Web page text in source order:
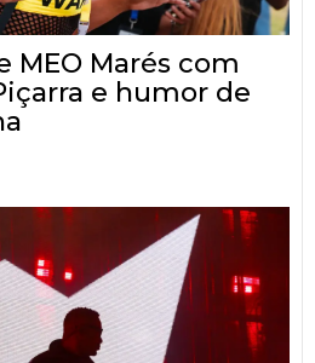
MEO Marés com
e humor de